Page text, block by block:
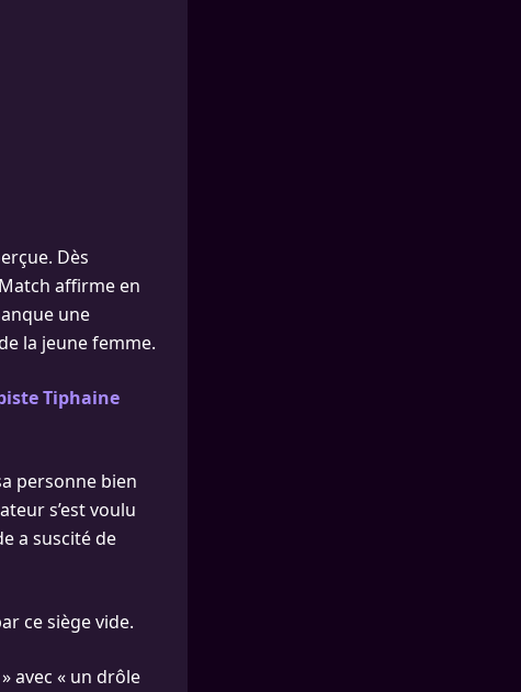
Dès
affirme en
une
la jeune femme.
Tiphaine
personne bien
s’est voulu
a suscité de
ce siège vide.
avec « un drôle